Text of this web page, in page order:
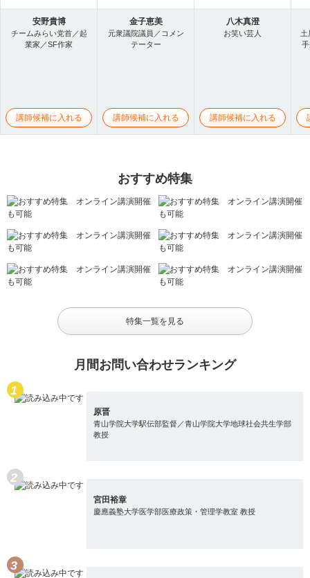
安野貴博
チームみらい党首／起
業家／SF作家
講師候補に入れる
金子恵美
元衆議院議員／コメン
テーター
講師候補に入れる
八木真澄
お笑い芸人
講師候補に入れる
土
おすすめ特集
特集一覧を見る
月間お問い合わせランキング
原晋
青山学院大学駅伝部監督／青山学院大学地球社会共生学部
教授
宮田裕章
慶應義塾大学医学部医療政策・管理学教室 教授